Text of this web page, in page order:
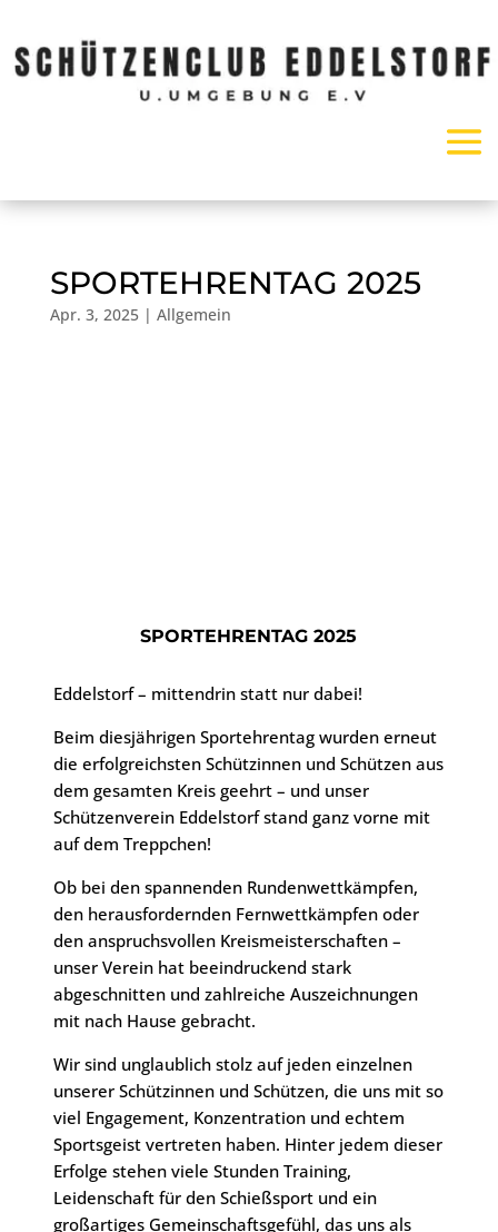
SPORTEHRENTAG 2025
Apr. 3, 2025| Allgemein
SPORTEHRENTAG 2025
Eddelstorf – mittendrin statt nur dabei!
Beim diesjährigen Sportehrentag wurden erneut
die erfolgreichsten Schützinnen und Schützen aus
dem gesamten Kreis geehrt – und unser
Schützenverein Eddelstorf stand ganz vorne mit
auf dem Treppchen!
Ob bei den spannenden Rundenwettkämpfen,
den herausfordernden Fernwettkämpfen oder
den anspruchsvollen Kreismeisterschaften –
unser Verein hat beeindruckend stark
abgeschnitten und zahlreiche Auszeichnungen
mit nach Hause gebracht.
Wir sind unglaublich stolz auf jeden einzelnen
unserer Schützinnen und Schützen, die uns mit so
viel Engagement, Konzentration und echtem
Sportsgeist vertreten haben. Hinter jedem dieser
Erfolge stehen viele Stunden Training,
Leidenschaft für den Schießsport und ein
großartiges Gemeinschaftsgefühl, das uns als